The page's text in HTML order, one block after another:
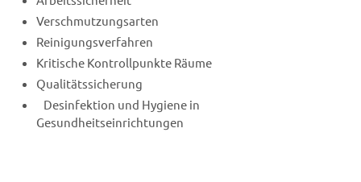
Verschmutzungsarten
Reinigungsverfahren
Kritische Kontrollpunkte Räume
Qualitätssicherung
Desinfektion und Hygiene in
Gesundheitseinrichtungen